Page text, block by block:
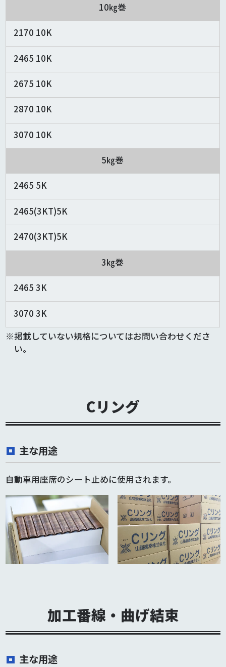
10㎏巻
2170 10K
2465 10K
2675 10K
2870 10K
3070 10K
5㎏巻
2465 5K
2465(3KT)5K
2470(3KT)5K
3㎏巻
2465 3K
3070 3K
掲載していない規格についてはお問い合わせくださ
い。
Cリング
主な用途
自動車用座席のシート止めに使用されます。
加工番線・曲げ結束
主な用途